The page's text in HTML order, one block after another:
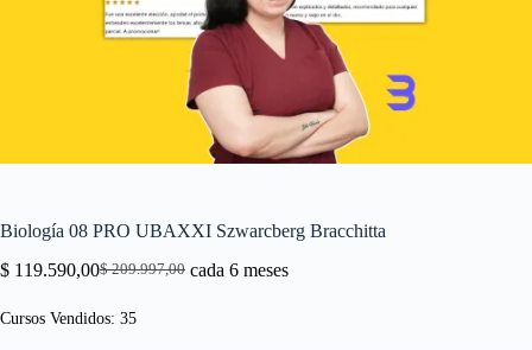
Biología 08 PRO UBAXXI Szwarcberg Bracchitta
$209.997,00
El
original
$ 119.590,00El
actual
cada 6 meses
Cursos Vendidos: 35